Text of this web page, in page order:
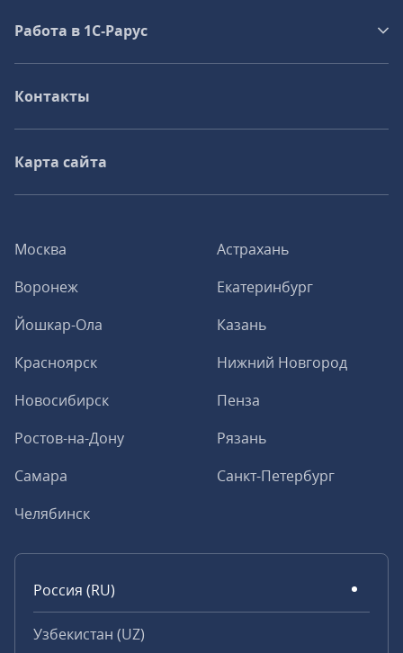
Москва
Астрахань
Воронеж
Екатеринбург
Йошкар-Ола
Казань
Красноярск
Нижний Новгород
Новосибирск
Пенза
Ростов-на-Дону
Рязань
Самара
Санкт-Петербург
Челябинск
Россия (RU)
Узбекистан (UZ)
Работа в 1С‑Рарус
Контакты
Карта сайта